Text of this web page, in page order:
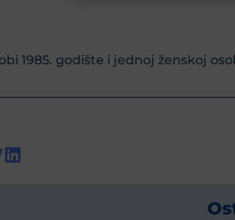
1985. godište i jednoj ženskoj